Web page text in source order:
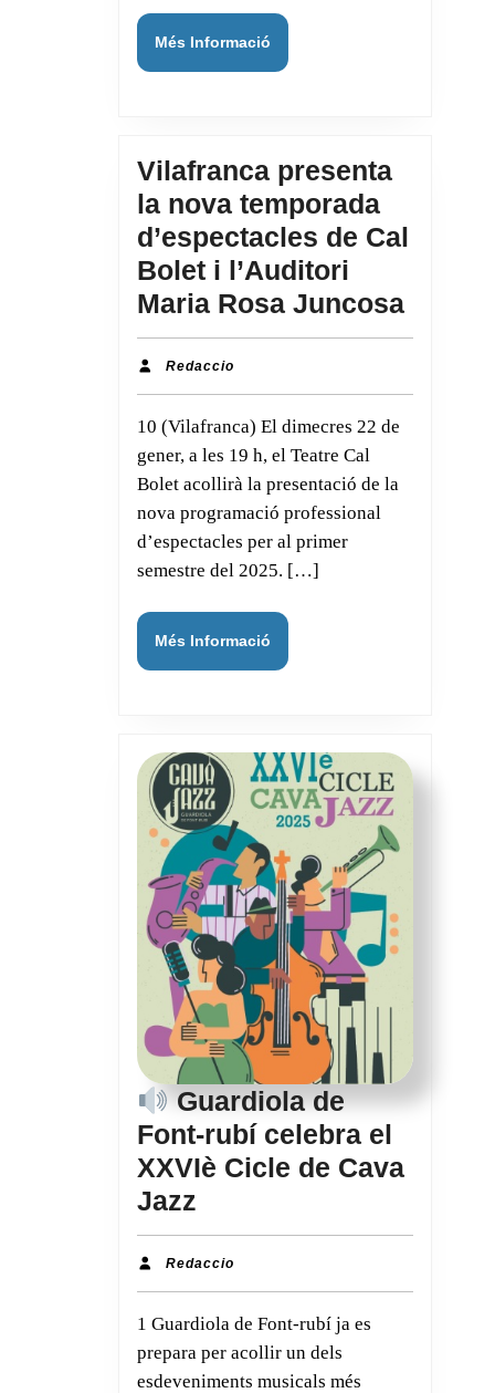
Més Informació
Informació
Vilafranca presenta
la nova temporada
d’espectacles de Cal
Bolet i l’Auditori
Maria Rosa Juncosa
nova
Redaccio
10 (Vilafranca) El dimecres 22 de
gener, a les 19 h, el Teatre Cal
Bolet acollirà la presentació de la
nova programació professional
d’espectacles per al primer
semestre del 2025. […]
Més Informació
Informació
Guardiola de
Font-rubí celebra el
XXVIè Cicle de Cava
Jazz
Guardiola
de
Font-
rubí
celebra
Redaccio
1 Guardiola de Font-rubí ja es
prepara per acollir un dels
esdeveniments musicals més